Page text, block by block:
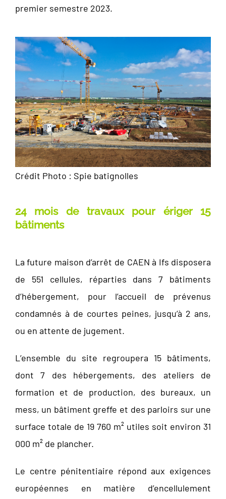
premier semestre 2023.
Crédit Photo : Spie batignolles
24 mois de travaux pour ériger 15
bâtiments
La future maison d’arrêt de CAEN à Ifs disposera
de 551 cellules, réparties dans 7 bâtiments
d’hébergement, pour l’accueil de prévenus
condamnés à de courtes peines, jusqu’à 2 ans,
ou en attente de jugement.
L’ensemble du site regroupera 15 bâtiments,
dont 7 des hébergements, des ateliers de
formation et de production, des bureaux, un
mess, un bâtiment greffe et des parloirs sur une
surface totale de 19 760 m² utiles soit environ 31
000 m² de plancher.
Le centre pénitentiaire répond aux exigences
européennes en matière d’encellulement